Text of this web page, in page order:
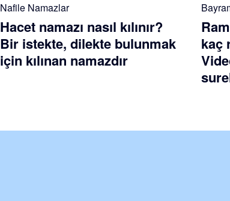
Nafile Namazlar
Hacet namazı nasıl kılınır?
Bir istekte, dilekte bulunmak
için kılınan namazdır
kaç